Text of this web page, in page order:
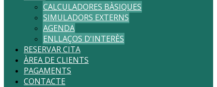
CALCULADORES BÀSIQUES
SIMULADORS EXTERNS
AGENDA
ENLLAÇOS D'INTERÈS
RESERVAR CITA
ÀREA DE CLIENTS
PAGAMENTS
CONTACTE